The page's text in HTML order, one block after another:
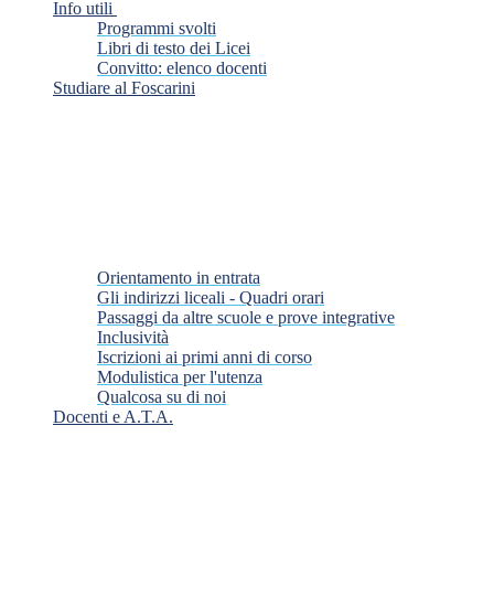
Info utili
Programmi svolti
Libri di testo dei Licei
Convitto: elenco docenti
Studiare al Foscarini
Orientamento in entrata
Gli indirizzi liceali - Quadri orari
Passaggi da altre scuole e prove integrative
Inclusività
Iscrizioni ai primi anni di corso
Modulistica per l'utenza
Qualcosa su di noi
Docenti e A.T.A.